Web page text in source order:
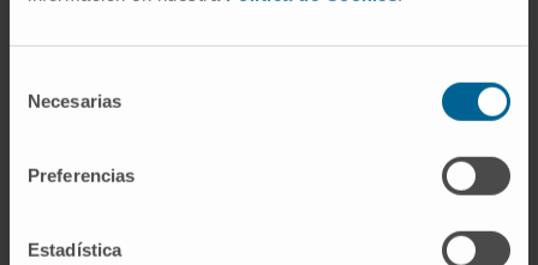
Necesarias
Preferencias
Estadística